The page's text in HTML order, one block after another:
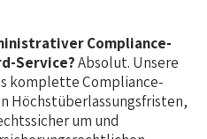
Compliance-
Service?Absolut. Unsere
komplette Compliance-
Höchstüberlassungsfristen,
um und